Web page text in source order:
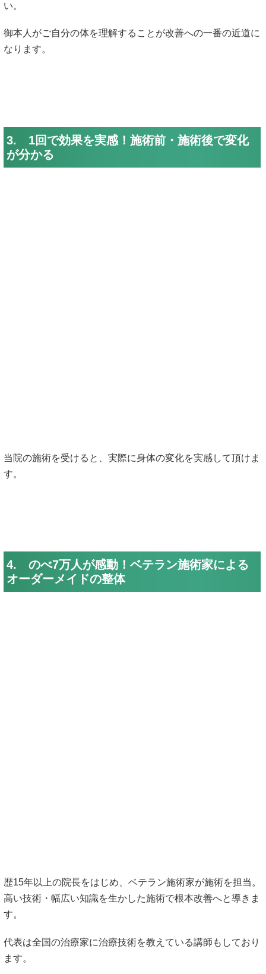
い。
御本人がご自分の体を理解することが改善への一番の近道に
なります。
3. 1回で効果を実感！施術前・施術後で変化
が分かる
当院の施術を受けると、実際に身体の変化を実感して頂けま
す。
4. のべ7万人が感動！ベテラン施術家による
オーダーメイドの整体
歴15年以上の院長をはじめ、ベテラン施術家が施術を担当。
高い技術・幅広い知識を生かした施術で根本改善へと導きま
す。
代表は全国の治療家に治療技術を教えている講師もしており
ます。